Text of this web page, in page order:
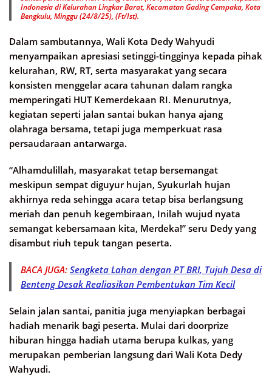
Indonesia di Kelurahan Lingkar Barat, Kecamatan Gading Cempaka, Kota
Bengkulu, Minggu (24/8/25), (Ft/Ist).
Dalam sambutannya, Wali Kota Dedy Wahyudi
menyampaikan apresiasi setinggi-tingginya kepada pihak
kelurahan, RW, RT, serta masyarakat yang secara
konsisten menggelar acara tahunan dalam rangka
memperingati HUT Kemerdekaan RI. Menurutnya,
kegiatan seperti jalan santai bukan hanya ajang
olahraga bersama, tetapi juga memperkuat rasa
persaudaraan antarwarga.
“Alhamdulillah, masyarakat tetap bersemangat
meskipun sempat diguyur hujan, Syukurlah hujan
akhirnya reda sehingga acara tetap bisa berlangsung
meriah dan penuh kegembiraan, Inilah wujud nyata
semangat kebersamaan kita, Merdeka!” seru Dedy yang
disambut riuh tepuk tangan peserta.
BACA JUGA: Sengketa Lahan dengan PT BRI, Tujuh Desa di
Benteng Desak Realiasikan Pembentukan Tim Kecil
Selain jalan santai, panitia juga menyiapkan berbagai
hadiah menarik bagi peserta. Mulai dari doorprize
hiburan hingga hadiah utama berupa kulkas, yang
merupakan pemberian langsung dari Wali Kota Dedy
Wahyudi.